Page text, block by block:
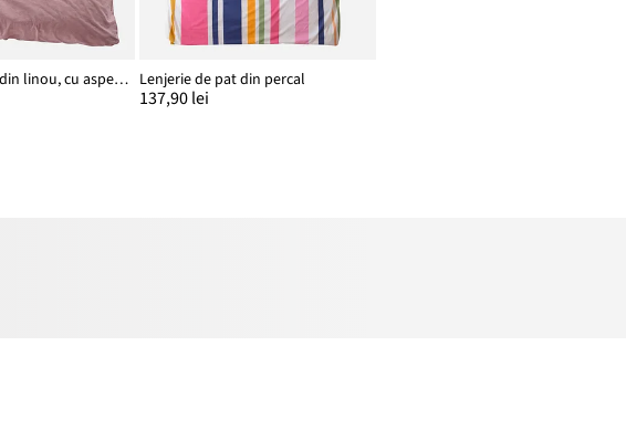
Lenjerie de pat din linou, cu aspect de in Lenjerie de pat din percal
137,90 lei